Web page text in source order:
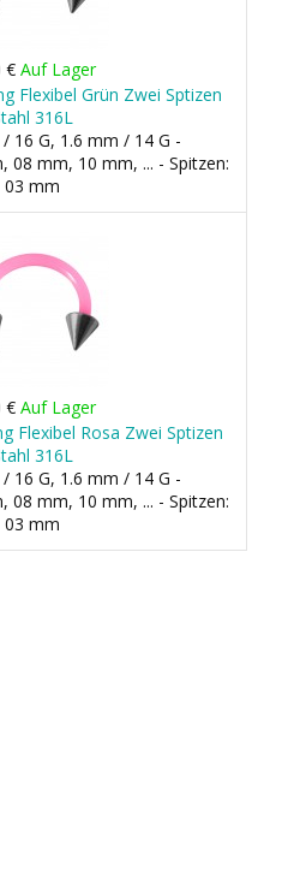
€Auf Lager
Flexibel Grün Zwei Sptizen
316L
16 G, 1.6 mm / 14 G -
08 mm, 10 mm, ... - Spitzen:
03 mm
€Auf Lager
Flexibel Rosa Zwei Sptizen
316L
16 G, 1.6 mm / 14 G -
08 mm, 10 mm, ... - Spitzen:
03 mm